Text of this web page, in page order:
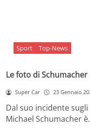
Sport Top-News
Le foto di
Super Car 23 Gennaio
Dal suo incidente
Michael Schumacher